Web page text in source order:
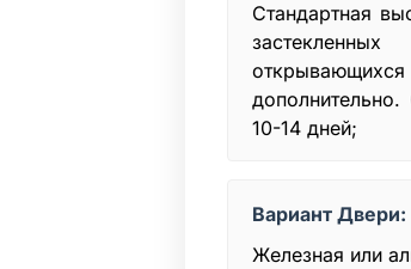
Стандартная
дополнительно.
10-14 дней;
Вариант Двери:
Железная или